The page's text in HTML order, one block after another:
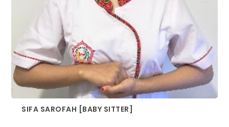
SIFA SAROFAH [BABY SITTER]